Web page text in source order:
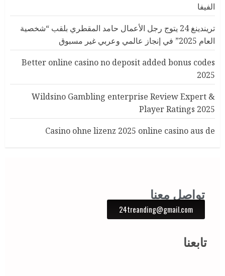
الفيفا
تريندينغ 24 يتوج رجل الأعمال حامد المقطري بلقب “شخصية
العام 2025” في إنجاز عالمي وعربي غير مسبوق
Better online casino no deposit added bonus codes
2025
Wildsino Gambling enterprise Review Expert &
Player Ratings 2025
Casino ohne lizenz 2025 online casino aus de
تواصل معنا
24treanding@gmail.com
تابعنا